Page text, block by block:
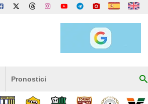
Pronostici